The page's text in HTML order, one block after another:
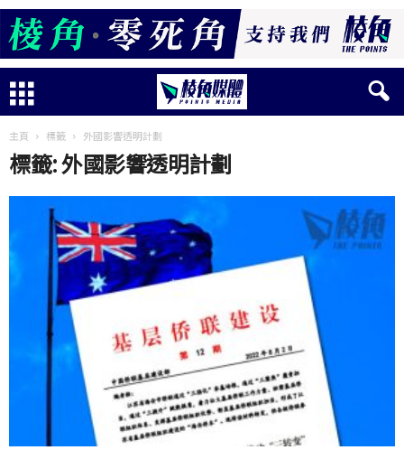
主頁 標籤 外國影響透明計劃
標籤: 外國影響透明計劃